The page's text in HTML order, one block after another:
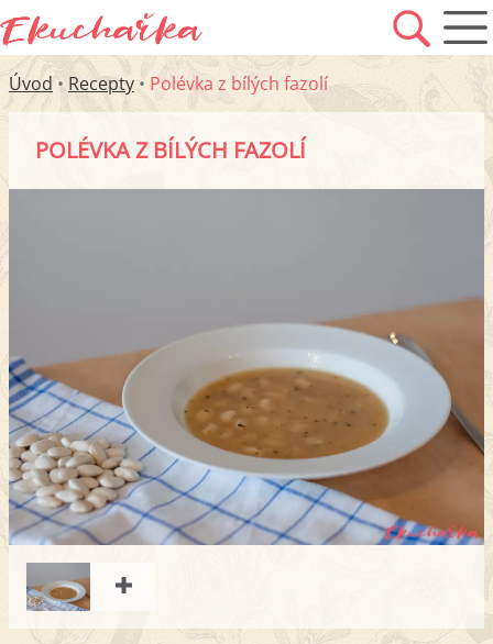
Úvod • Recepty • Polévka z bílých fazolí
POLÉVKA Z BÍLÝCH FAZOLÍ